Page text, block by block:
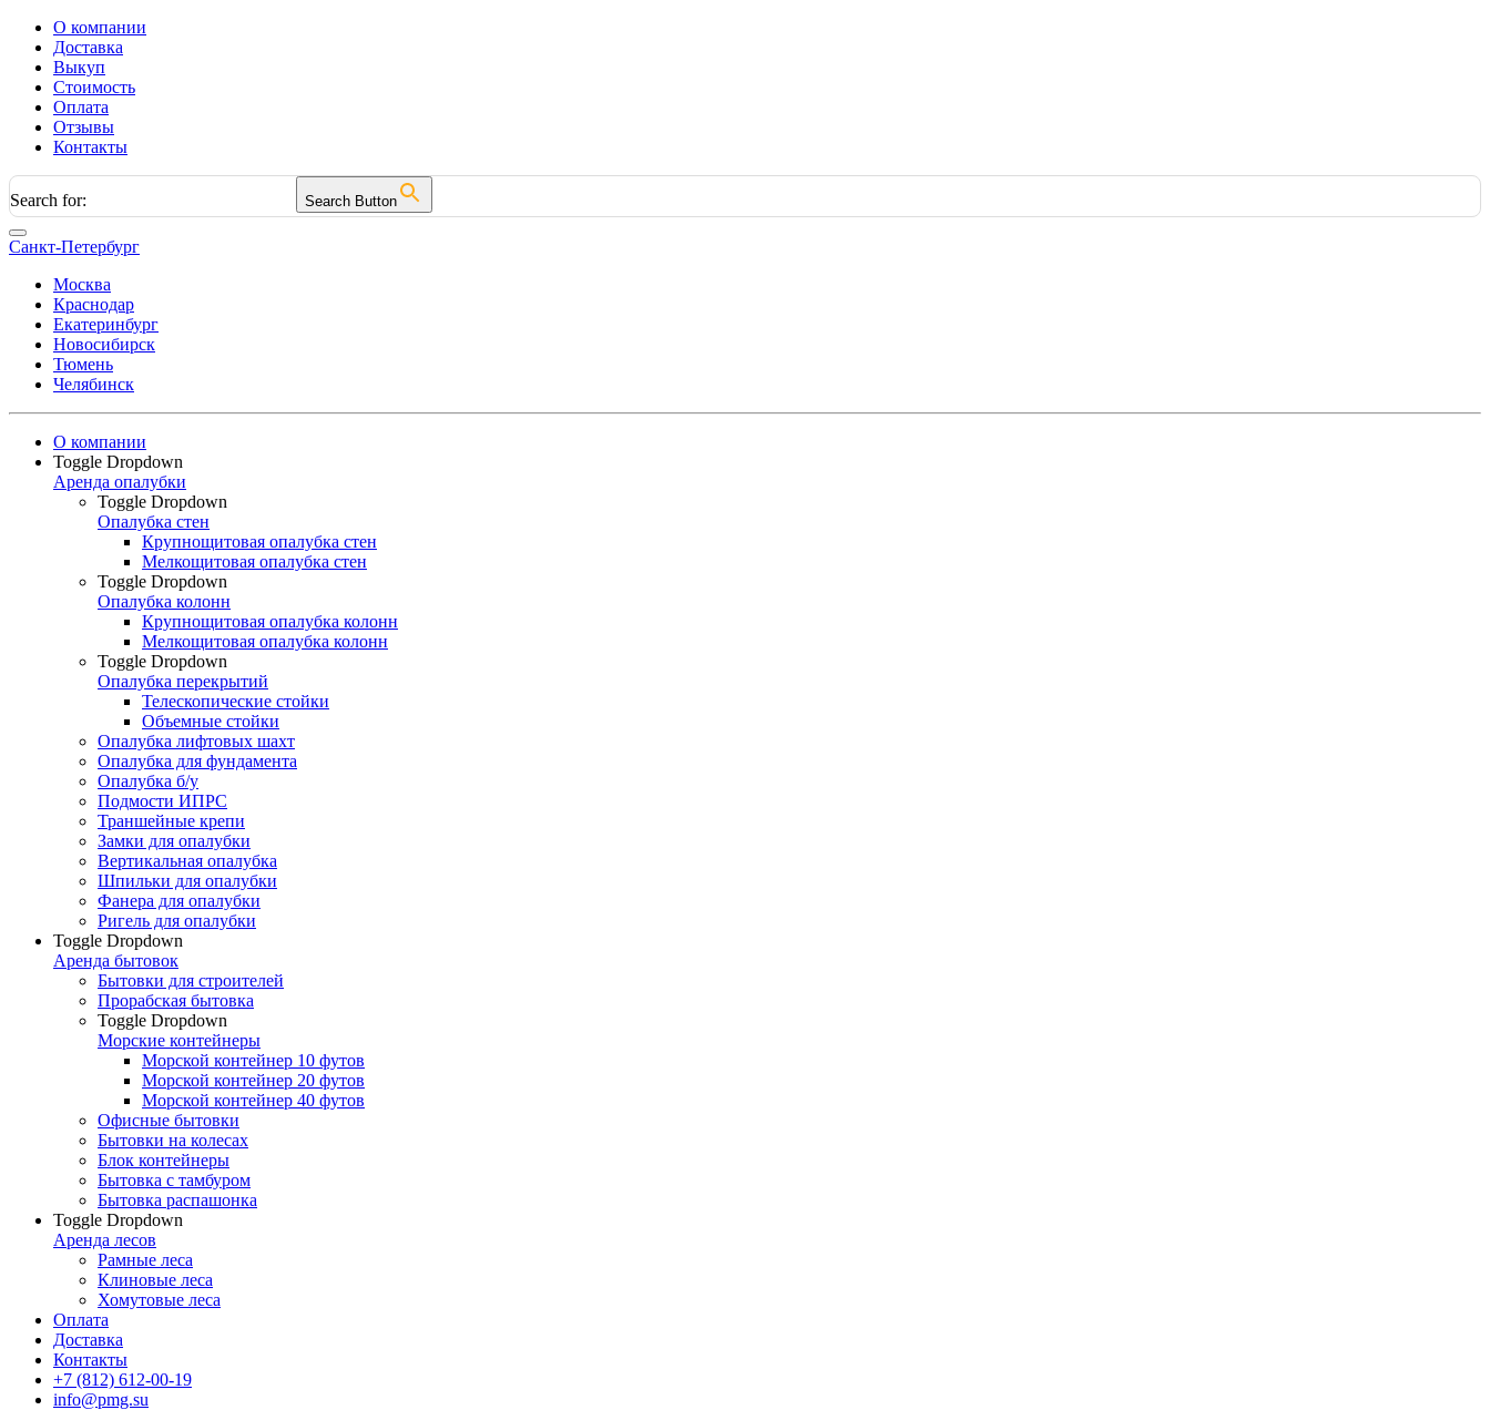
О компании
Доставка
Выкуп
Стоимость
Оплата
Отзывы
Контакты
Search for: Search Button
Санкт-Петербург
Москва
Краснодар
Екатеринбург
Новосибирск
Тюмень
Челябинск
О компании
Toggle Dropdown
Аренда опалубки
Toggle Dropdown
Опалубка стен
Крупнощитовая опалубка стен
Мелкощитовая опалубка стен
Toggle Dropdown
Опалубка колонн
Крупнощитовая опалубка колонн
Мелкощитовая опалубка колонн
Toggle Dropdown
Опалубка перекрытий
Телескопические стойки
Объемные стойки
Опалубка лифтовых шахт
Опалубка для фундамента
Опалубка б/у
Подмости ИПРС
Траншейные крепи
Замки для опалубки
Вертикальная опалубка
Шпильки для опалубки
Фанера для опалубки
Ригель для опалубки
Toggle Dropdown
Аренда бытовок
Бытовки для строителей
Прорабская бытовка
Toggle Dropdown
Морские контейнеры
Морской контейнер 10 футов
Морской контейнер 20 футов
Морской контейнер 40 футов
Офисные бытовки
Бытовки на колесах
Блок контейнеры
Бытовка с тамбуром
Бытовка распашонка
Toggle Dropdown
Аренда лесов
Рамные леса
Клиновые леса
Хомутовые леса
Оплата
Доставка
Контакты
+7 (812) 612-00-19
info@pmg.su